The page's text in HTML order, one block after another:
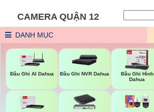
CAMERA QUẬN 12
DANH MỤC
Đầu Ghi AI Dahua Đầu Ghi NVR Dahua
Đầu Ghi Hình
Dahua